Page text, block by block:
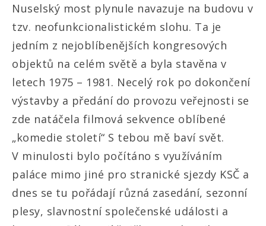
Nuselský most plynule navazuje na budovu v
tzv. neofunkcionalistickém slohu. Ta je
jedním z nejoblíbenějších kongresových
objektů na celém světě a byla stavěna v
letech 1975 – 1981. Necelý rok po dokončení
výstavby a předání do provozu veřejnosti se
zde natáčela filmová sekvence oblíbené
„komedie století“ S tebou mě baví svět.
V minulosti bylo počítáno s využíváním
paláce mimo jiné pro stranické sjezdy KSČ a
dnes se tu pořádají různá zasedání, sezonní
plesy, slavnostní společenské události a